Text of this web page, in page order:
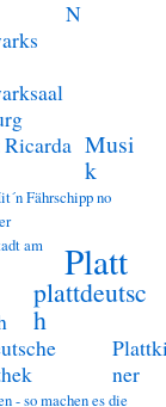
N
Musi
k
Fährschipp no
am
Platt
plattdeutsc
h
ner
- so machen es die